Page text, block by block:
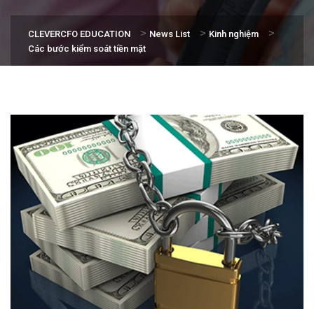
CLEVERCFO EDUCATION > News List > Kinh nghiệm >
Các bước kiểm soát tiền mặt